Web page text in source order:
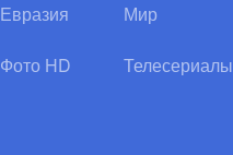
Евразия Мир
Фото HD Телесериалы